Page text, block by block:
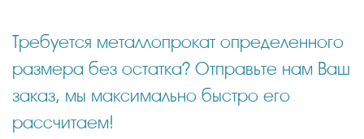
Требуется металлопрокат определенного
размера без остатка? Отправьте нам Ваш
заказ, мы максимально быстро его
рассчитаем!